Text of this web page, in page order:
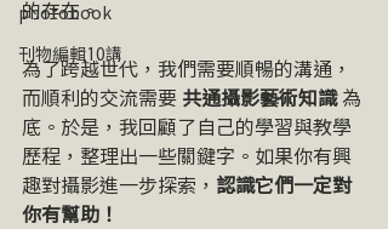
photobook
刊物編輯10講
的存在。
為了跨越世代，我們需要順暢的溝通，
而順利的交流需要 共通攝影藝術知識 為
底。於是，我回顧了自己的學習與教學
歷程，整理出一些關鍵字。如果你有興
趣對攝影進一步探索， 認識它們一定對
你有幫助！